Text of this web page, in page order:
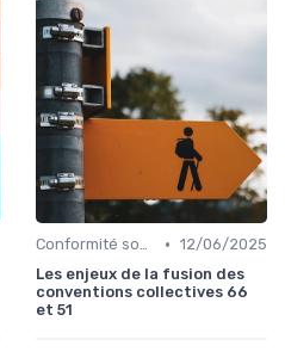
Conformité sociale & droit du travail • 12/06/2025
Les enjeux de la fusion des
conventions collectives 66
et 51